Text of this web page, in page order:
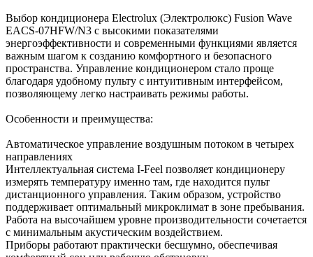
Выбор кондиционера Electrolux (Электролюкс) Fusion Wave
EACS-07HFW/N3 с высокими показателями
энергоэффективности и современными функциями является
важным шагом к созданию комфортного и безопасного
пространства. Управление кондиционером стало проще
благодаря удобному пульту с интуитивным интерфейсом,
позволяющему легко настраивать режимы работы.
Особенности и преимущества:
Автоматическое управление воздушным потоком в четырех
направлениях
Интеллектуальная система I-Feel позволяет кондиционеру
измерять температуру именно там, где находится пульт
дистанционного управления. Таким образом, устройство
поддерживает оптимальный микроклимат в зоне пребывания.
Работа на высочайшем уровне производительности сочетается
с минимальным акустическим воздействием.
Приборы работают практически бесшумно, обеспечивая